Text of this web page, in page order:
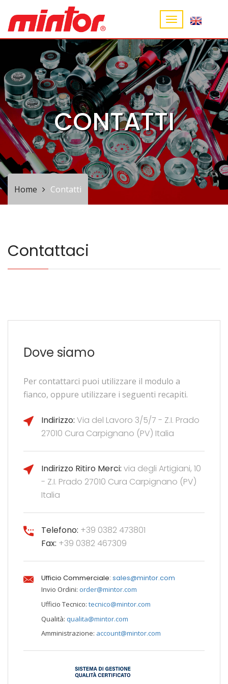
CONTATTI
Home Contatti
Contattaci
Dove siamo
Per contattarci puoi utilizzare il modulo a
fianco, oppure utilizzare i seguenti recapiti.
Indirizzo: Via del Lavoro 3/5/7 - Z.I. Prado
27010 Cura Carpignano (PV) Italia
Indirizzo Ritiro Merci: via degli Artigiani, 10
- Z.I. Prado 27010 Cura Carpignano (PV)
Italia
Telefono: +39 0382 473801
Fax: +39 0382 467309
Ufficio Commerciale: sales@mintor.com
Invio Ordini: order@mintor.com
Ufficio Tecnico: tecnico@mintor.com
Qualità: qualita@mintor.com
Amministrazione: account@mintor.com